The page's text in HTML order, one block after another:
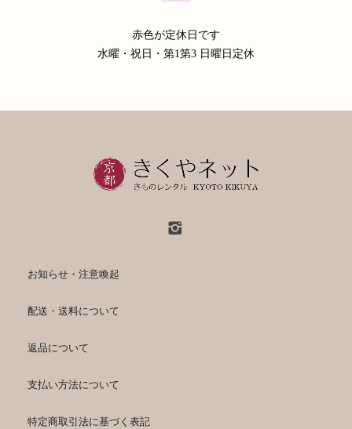
赤色が定休日です
水曜・祝日・第1第3 日曜日定休
お知らせ・注意喚起
配送・送料について
返品について
支払い方法について
特定商取引法に基づく表記